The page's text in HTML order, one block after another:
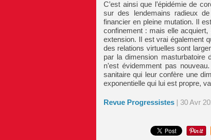
C’est ainsi que l’épidémie de
sur des lendemains radieux
financier en pleine mutation. Il
confinement : mais elle
extension. Il est vrai également
des relations virtuelles sont
par la dimension masturbatoire
n’est évidemment pas
sanitaire qui leur confère une
exponentielle qui lui est propre,
Revue Progressistes | 30 Avr